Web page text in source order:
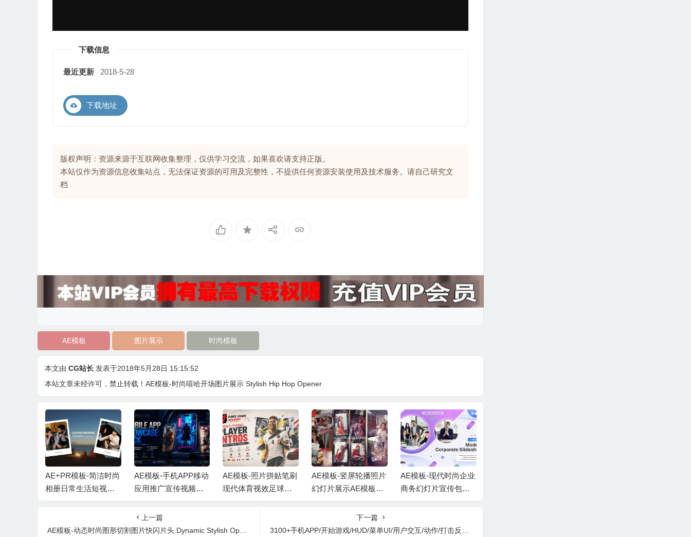
下载信息
最近更新 2018-5-28
下载地址
版权声明：资源来源于互联网收集整理，仅供学习交流，如果喜欢请支持正版。
本站仅作为资源信息收集站点，无法保证资源的可用及完整性，不提供任何资源安装使用及技术服务。请自己研究文
档
AE模板 图片展示 时尚模板
本文由 CG站长 发表于2018年5月28日 15:15:52
本站文章未经许可，禁止转载！ AE模板-时尚嘻哈开场图片展示 Stylish Hip Hop Opener
AE+PR模板-简洁时尚
相册日常生活短视频
AE模板-手机APP移动
应用推广宣传视频展
AE模板-照片拼贴笔刷
现代体育视效足球运
AE模板-竖屏轮播照片
幻灯片展示AE模板
AE模板-现代时尚企业
商务幻灯片宣传包装
上一篇
AE模板-动态时尚图形切割图片快闪片头 Dynamic Stylish Opener
下一篇
3100+手机APP/开始游戏/HUD/菜单UI/用户交互/动作/打击反馈/WAV无损音效